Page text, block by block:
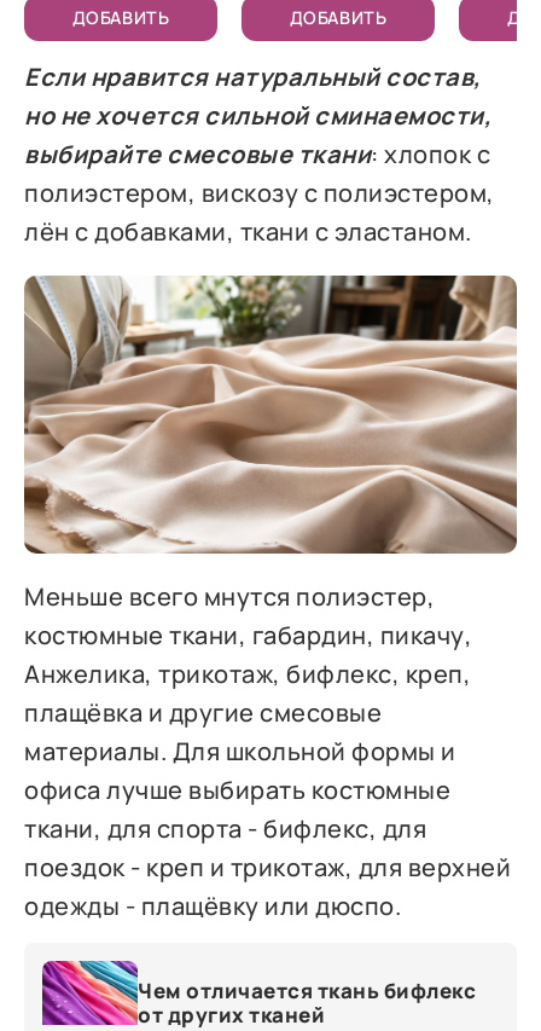
ДОБАВИТЬ ДОБАВИТЬ
Если нравится натуральный состав,
но не хочется сильной сминаемости,
выбирайте смесовые ткани: хлопок с
полиэстером, вискозу с полиэстером,
лён с добавками, ткани с эластаном.
Меньше всего мнутся полиэстер,
костюмные ткани, габардин, пикачу,
Анжелика, трикотаж, бифлекс, креп,
плащёвка и другие смесовые
материалы. Для школьной формы и
офиса лучше выбирать костюмные
ткани, для спорта - бифлекс, для
поездок - креп и трикотаж, для верхней
одежды - плащёвку или дюспо.
Чем отличается ткань бифлекс
от других тканей